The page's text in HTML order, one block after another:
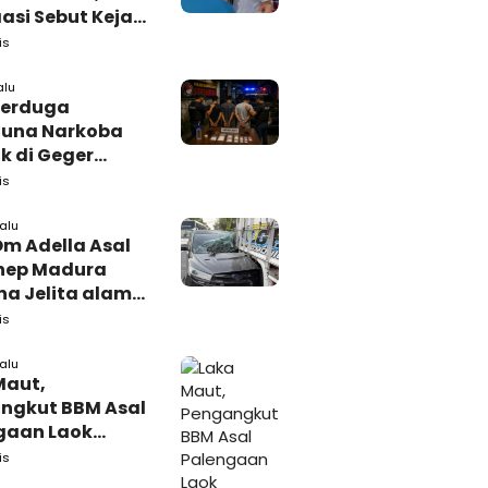
Sebut Kejari
Narkoba
di Geger
Polisi
Bukti
Adella Asal
Madura
Jelita alami
di
BBM Asal
Laok